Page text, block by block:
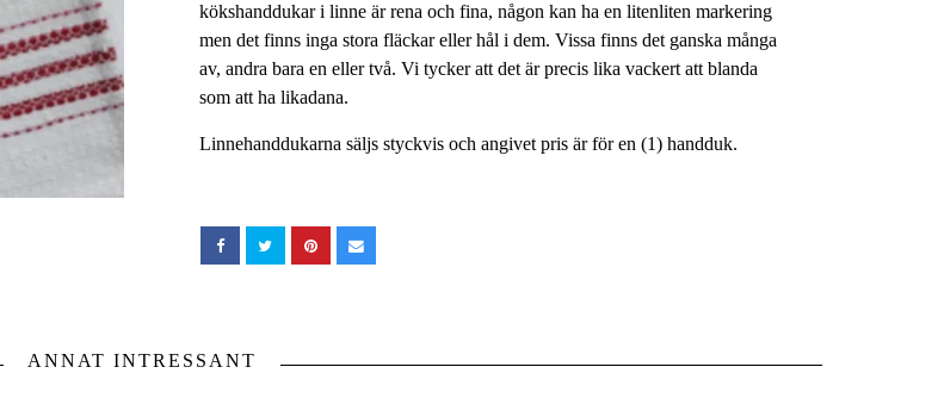
kökshanddukar i linne är rena och fina, någon kan ha en litenliten markering
men det finns inga stora fläckar eller hål i dem. Vissa finns det ganska många
av, andra bara en eller två. Vi tycker att det är precis lika vackert att blanda
som att ha likadana.
Linnehanddukarna säljs styckvis och angivet pris är för en (1) handduk.
ANNAT INTRESSANT